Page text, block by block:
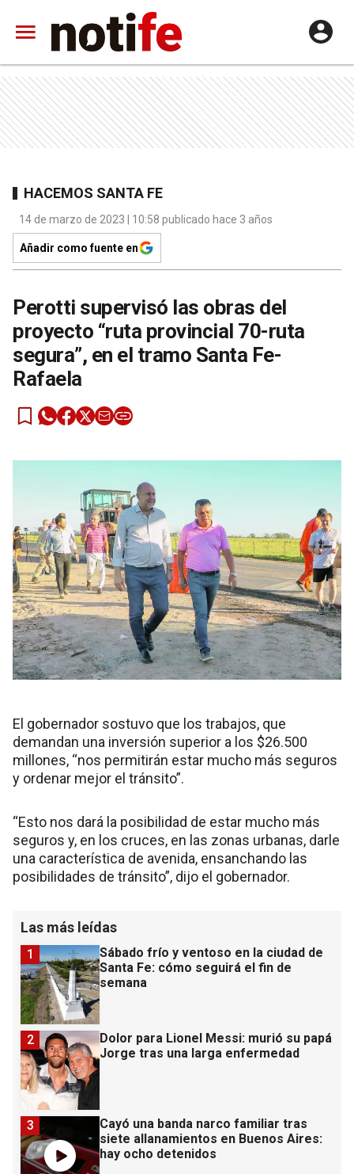
HACEMOS SANTA FE
14 de marzo de 2023 | 10:58 publicado hace 3 años
Añadir como fuente en
Perotti supervisó las obras del
proyecto “ruta provincial 70-ruta
segura”, en el tramo Santa Fe-
Rafaela
El gobernador sostuvo que los trabajos, que
demandan una inversión superior a los $26.500
millones, “nos permitirán estar mucho más seguros
y ordenar mejor el tránsito”.
“Esto nos dará la posibilidad de estar mucho más
seguros y, en los cruces, en las zonas urbanas, darle
una característica de avenida, ensanchando las
posibilidades de tránsito”, dijo el gobernador.
Las más leídas
Sábado frío y ventoso en la ciudad de
Santa Fe: cómo seguirá el fin de
semana
1
Dolor para Lionel Messi: murió su papá
Jorge tras una larga enfermedad
2
Cayó una banda narco familiar tras
siete allanamientos en Buenos Aires:
hay ocho detenidos
3